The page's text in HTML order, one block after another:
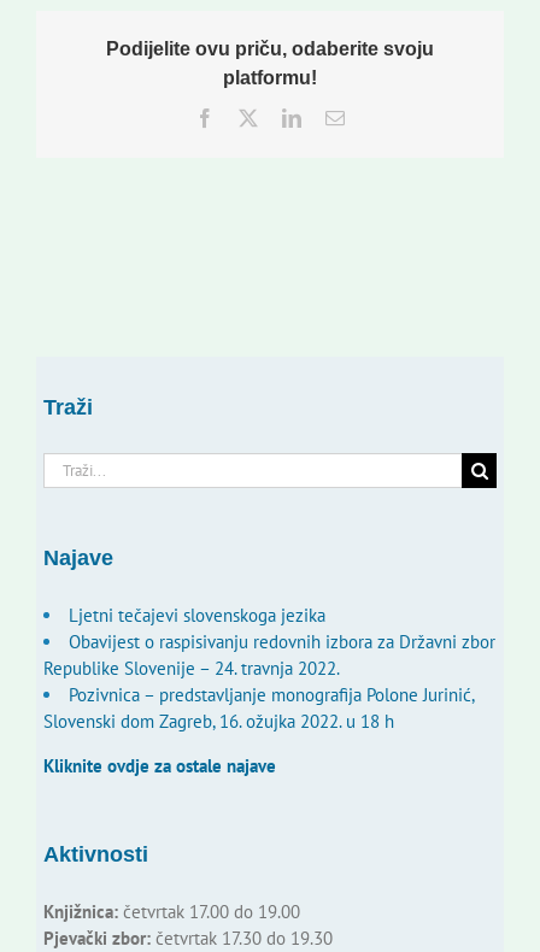
Podijelite ovu priču, odaberite svoju
platformu!
Facebook
TwitterLinkedInEmail:
Traži
Traži...
Najave
Ljetni tečajevi slovenskoga jezika
Obavijest o raspisivanju redovnih izbora za Državni zbor
Republike Slovenije – 24. travnja 2022.
Pozivnica – predstavljanje monografija Polone Jurinić,
Slovenski dom Zagreb, 16. ožujka 2022. u 18 h
Kliknite ovdje za ostale najave
Aktivnosti
Knjižnica:četvrtak 17.00 do 19.00
Pjevački zbor:četvrtak 17.30 do 19.30